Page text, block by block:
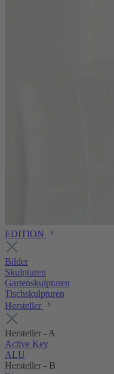
EDITION
Bilder
Skulpturen
Gartenskulpturen
Tischskulpturen
Hersteller
Hersteller - A
Active Key
ALU
Hersteller - B